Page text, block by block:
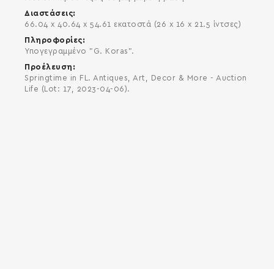
Διαστάσεις
66.04 x 40.64 x 54.61 εκατοστά (26 x 16 x 21.5 ίντσες)
Πληροφορίες
Υπογεγραμμένο "G. Koras".
Προέλευση
Springtime in FL. Antiques, Art, Decor & More - Auction
Life (Lot: 17, 2023-04-06).